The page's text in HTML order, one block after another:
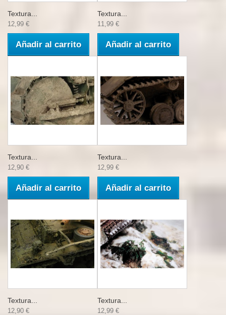
Textura...
12,99 €
Añadir al carrito
Textura...
11,99 €
Añadir al carrito
Textura...
12,90 €
Añadir al carrito
Textura...
12,99 €
Añadir al carrito
Textura...
12,90 €
Textura...
12,99 €